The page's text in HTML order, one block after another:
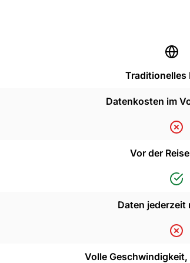
Traditionelles
Datenkosten im
Vor der
Daten jederzeit
Volle